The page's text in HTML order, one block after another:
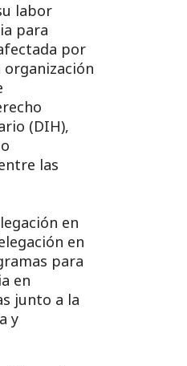
labor
para
por
(DIH),
las
en
en
para
en
junto a la
y